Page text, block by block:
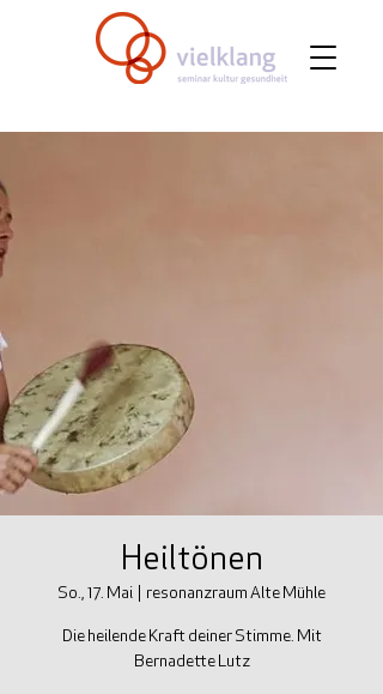
Heiltönen
So., 17. Mai resonanzraum Alte Mühle
Die heilende Kraft deiner Stimme. Mit
Bernadette Lutz